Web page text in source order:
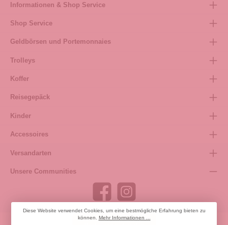
Informationen & Shop Service
Shop Service
Geldbörsen und Portemonnaies
Trolleys
Koffer
Reisegepäck
Kinder
Accessoires
Versandarten
Unsere Communities
Diese Website verwendet Cookies, um eine bestmögliche Erfahrung bieten zu
können. Mehr Informationen ...